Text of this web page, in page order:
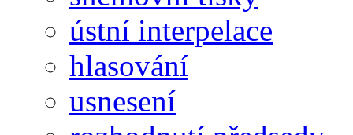
ústní interpelace
hlasování
usnesení